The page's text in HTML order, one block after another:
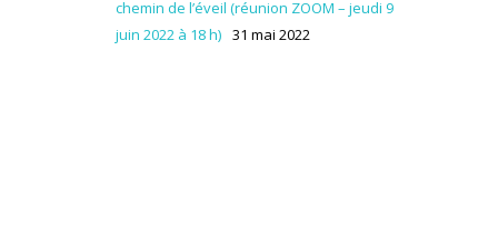
chemin de l’éveil (réunion ZOOM – jeudi 9
juin 2022 à 18 h) 31 mai 2022